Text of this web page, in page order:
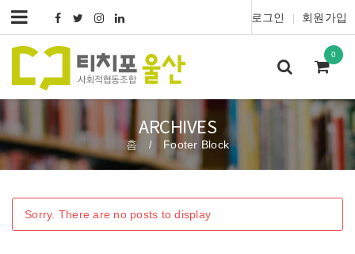
로그인 회원가입
0
ARCHIVES
홈 / Footer Block
Sorry. There are no posts to display